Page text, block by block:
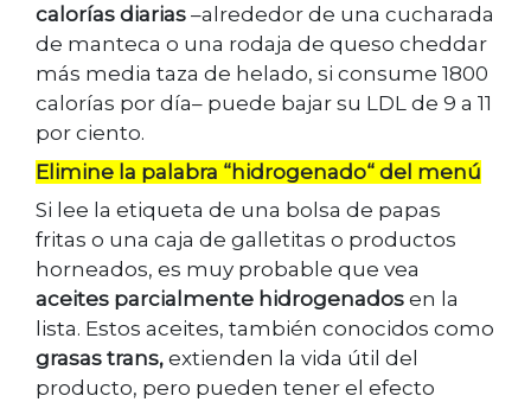
calorías diarias –alrededor de una cucharada
de manteca o una rodaja de queso cheddar
más media taza de helado, si consume 1800
calorías por día– puede bajar su LDL de 9 a 11
por ciento.
Elimine la palabra “hidrogenado“ del menú
Si lee la etiqueta de una bolsa de papas
fritas o una caja de galletitas o productos
horneados, es muy probable que vea
aceites parcialmente hidrogenados en la
lista. Estos aceites, también conocidos como
grasas trans, extienden la vida útil del
producto, pero pueden tener el efecto